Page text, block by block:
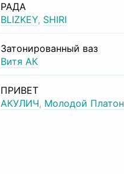
РАДА
BLIZKEY, SHIRI
Затонированный ваз
Витя АК
ПРИВЕТ
АКУЛИЧ, Молодой Платон